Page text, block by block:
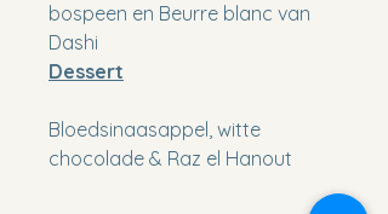
bospeen en Beurre blanc van
Dashi
Dessert
Bloedsinaasappel, witte
chocolade & Raz el Hanout